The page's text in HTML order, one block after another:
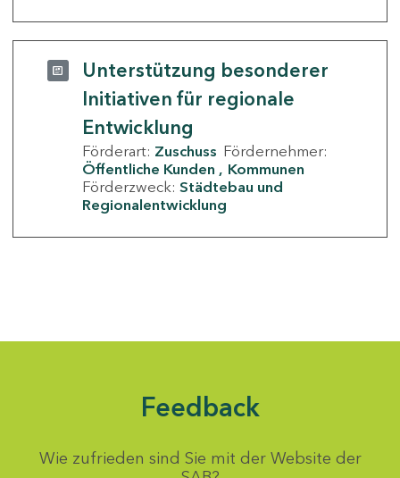
Unterstützung besonderer
Initiativen für regionale
Entwicklung
Förderart: Zuschuss Fördernehmer:
Öffentliche Kunden
Kommunen
Förderzweck: Städtebau und
Regionalentwicklung
Feedback
Wie zufrieden sind Sie mit der Website der